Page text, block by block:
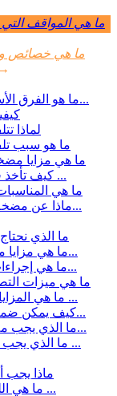
ما هي المواقف
ما هي خصائص
→
ما هو الفرق الأساسي بين مضخة التدفق المختلط ومض...
لماذا
ما هو سبب
ما هي مزايا
كيف تأخذ في الاعتبار درجة حرارة الزيت واللزوجة ...
ما هي
ماذا عن مضخة الملاط المصنوعة من السبائك المقاوم...
ما الذي
ما هي مزايا مضخات التدفق المختلط في أنظمة إمداد...
ما هي إجراءات الصيانة التي يمكن أن تطيل عمر خدم...
ما هي ميزات
ما هي المزايا الأساسية لمضخات الطرد المركزي في ...
كيف يمكن ضمان التركيب والصيانة الصحيحة لأنظمة م...
ما الذي يجب ملاحظته أثناء تركيب وتشغيل مضخات ال...
ما الذي يجب فعله لصيانة وصيانة المضخات الغاطسة ...
ماذا يجب
ما هي اللوائح التي ينبغي اتباعها لتخطيط وتركيب ...